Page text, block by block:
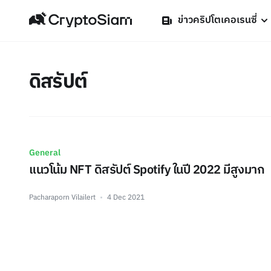
ข่าวคริปโตเคอเรนซี่
ดิสรัปต์
General
แนวโน้ม NFT ดิสรัปต์ Spotify ในปี 2022 มีสูงมาก
Pacharaporn Vilailert 4 Dec 2021